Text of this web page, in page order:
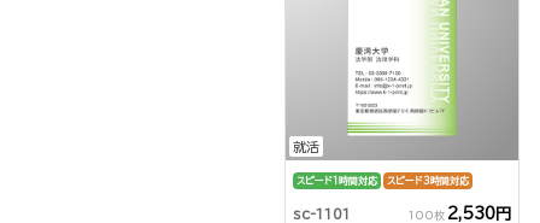
就活
スピード1時間対応 スピード3時間対応
sc-1101 100枚 2,530円